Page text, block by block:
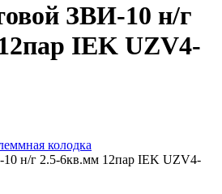
ЗВИ-10 н/г
IEK UZV4-
колодка